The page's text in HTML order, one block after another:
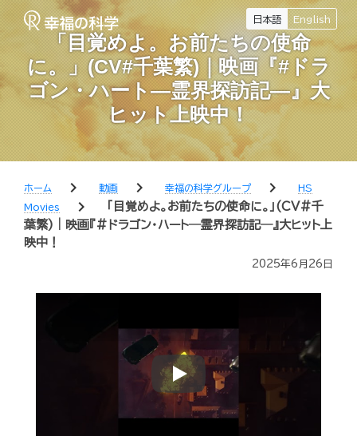
日本語 English
「目覚めよ。お前たちの使命
に。」(CV#千葉繁)｜映画『#ドラ
ゴン・ハート―霊界探訪記―』大
ヒット上映中！
ホーム chevron_right 動画 chevron_right 幸福の科学グループ chevron_right
HS
Movies
chevron_right
「目覚めよ。お前たちの使命に。」(CV#千
葉繁)｜映画『#ドラゴン・ハート―霊界探訪記―』大ヒット上
映中！
2025年6月26日
Play